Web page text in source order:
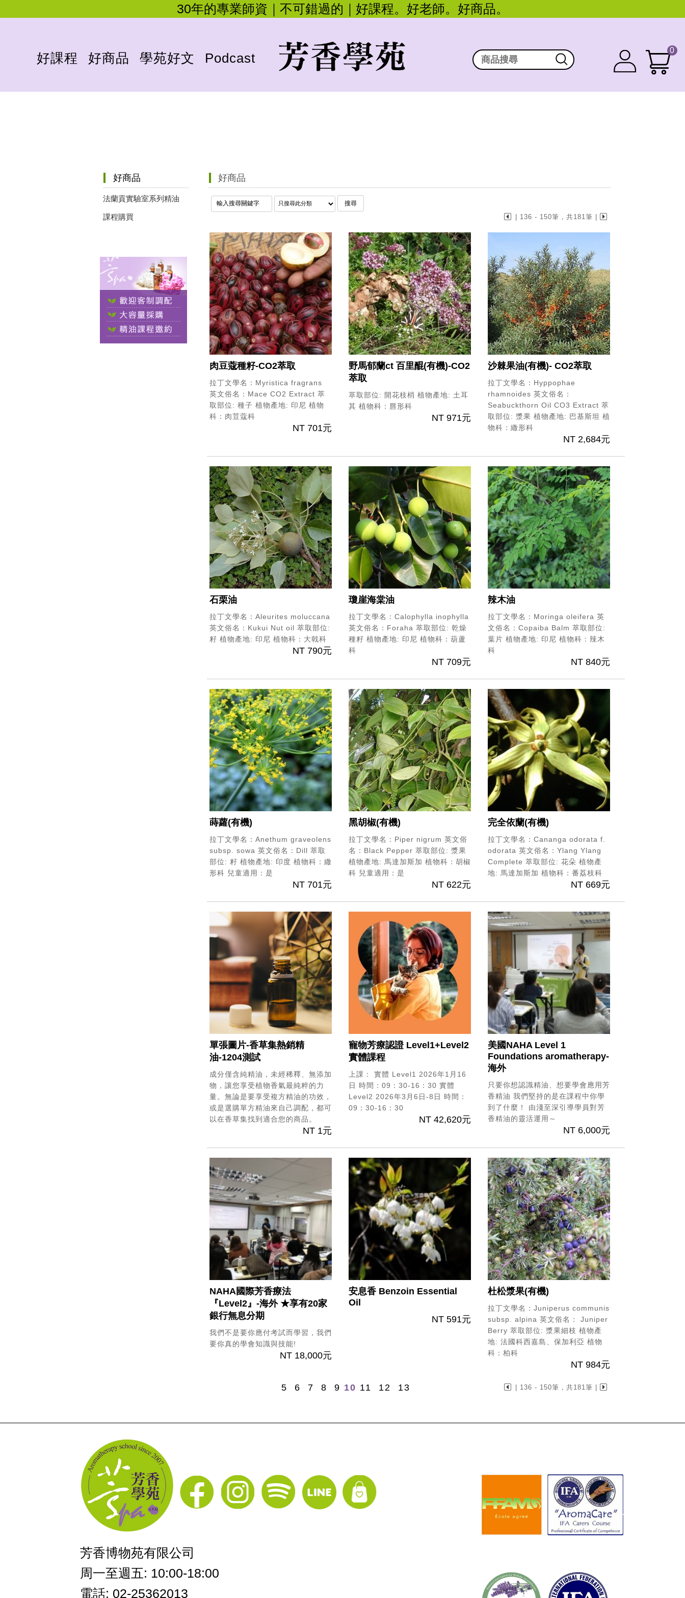
30年的專業師資｜不可錯過的｜好課程。好老師。好商品。
0
好課程 好商品 學苑好文 Podcast
好商品
法蘭貢實驗室系列精油
課程購買
好商品
| 136 - 150筆，共181筆 |
肉豆蔻種籽-CO2萃取
拉丁文學名：Myristica fragrans
英文俗名：Mace CO2 Extract 萃
取部位: 種子 植物產地: 印尼 植物
科：肉荳蔻科
NT 701元
野馬郁蘭ct 百里醌(有機)-CO2
萃取
萃取部位: 開花枝梢 植物產地: 土耳
其 植物科：唇形科
NT 971元
沙棘果油(有機)- CO2萃取
拉丁文學名：Hyppophae
rhamnoides 英文俗名：
Seabuckthorn Oil CO3 Extract 萃
取部位: 漿果 植物產地: 巴基斯坦 植
物科：繖形科
NT 2,684元
石栗油
拉丁文學名：Aleurites moluccana
英文俗名：Kukui Nut oil 萃取部位:
籽 植物產地: 印尼 植物科：大戟科
NT 790元
瓊崖海棠油
拉丁文學名：Calophylla inophylla
英文俗名：Foraha 萃取部位: 乾燥
種籽 植物產地: 印尼 植物科：葫蘆
科
NT 709元
辣木油
拉丁文學名：Moringa oleifera 英
文俗名：Copaiba Balm 萃取部位:
葉片 植物產地: 印尼 植物科：辣木
科
NT 840元
蒔蘿(有機)
拉丁文學名：Anethum graveolens
subsp. sowa 英文俗名：Dill 萃取
部位: 籽 植物產地: 印度 植物科：繖
形科 兒童適用：是
NT 701元
黑胡椒(有機)
拉丁文學名：Piper nigrum 英文俗
名：Black Pepper 萃取部位: 漿果
植物產地: 馬達加斯加 植物科：胡椒
科 兒童適用：是
NT 622元
完全依蘭(有機)
拉丁文學名：Cananga odorata f.
odorata 英文俗名：Ylang Ylang
Complete 萃取部位: 花朵 植物產
地: 馬達加斯加 植物科：番荔枝科
NT 669元
單張圖片-香草集熱銷精
油-1204測試
成分僅含純精油，未經稀釋、無添加
物，讓您享受植物香氣最純粹的力
量。無論是要享受複方精油的功效，
或是選購單方精油來自己調配，都可
以在香草集找到適合您的商品。
NT 1元
寵物芳療認證 Level1+Level2
實體課程
上課：
實體 Level1 2026年1月16
日 時間：09：30-16：30 實體
Level2 2026年3月6日-8日 時間：
09：30-16：30
NT 42,620元
美國NAHA Level 1
Foundations aromatherapy-
海外
只要你想認識精油、想要學會應用芳
香精油 我們堅持的是在課程中你學
到了什麼！
由淺至深引導學員對芳
香精油的靈活運用～
NT 6,000元
NAHA國際芳香療法
『Level2』-海外★享有20家
銀行無息分期
我們不是要你應付考試而學習，我們
要你真的學會知識與技能!
NT 18,000元
安息香Benzoin Essential
Oil
NT 591元
杜松漿果(有機)
拉丁文學名：Juniperus communis
subsp. alpina 英文俗名： Juniper
Berry 萃取部位: 漿果細枝 植物產
地: 法國科西嘉島、保加利亞 植物
科：柏科
NT 984元
5 6 7 8 9 10 11 12 13 | 136 - 150筆，共181筆 |
芳香博物苑有限公司
周一至週五: 10:00-18:00
電話: 02-25362013